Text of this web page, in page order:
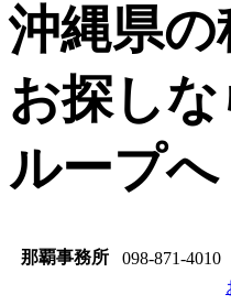
沖縄県
お探し
ループへ
那覇事務所
098-871-4010